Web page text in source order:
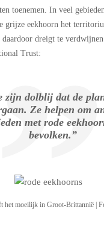
toenemen. In veel
grijze eekhoorn het
daardoor dreigt te
Trust:
zijn dolblij dat de
Ze helpen om
met rode
bevolken.”
het moeilijk in Groot-Brittannië |